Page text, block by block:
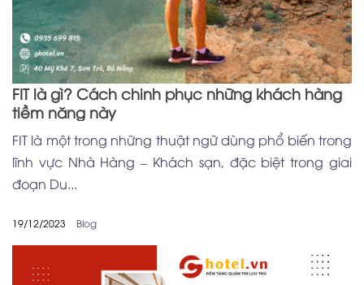
FIT là gì? Cách chinh phục những khách hàng
tiềm năng này
FIT là một trong những thuật ngữ dùng phổ biến trong
lĩnh vực Nhà Hàng – Khách sạn, đặc biệt trong giai
đoạn Du...
19/12/2023 Blog